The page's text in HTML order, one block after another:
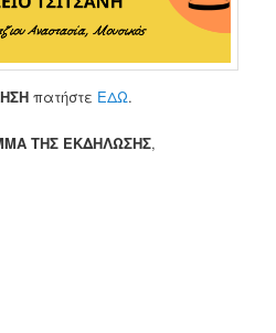
πατήστε ΕΔΩ.
ΤΗΣ ΕΚΔΗΛΩΣΗΣ,